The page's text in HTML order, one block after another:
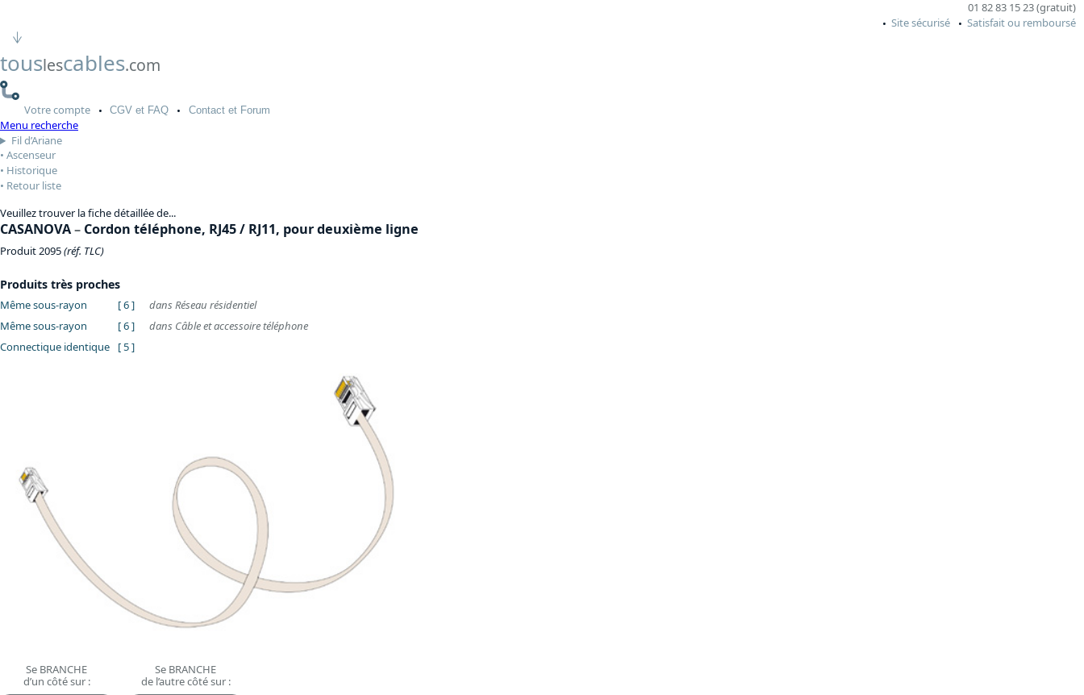
01 82 83 15 23 (gratuit)
Site sécurisé
Satisfait ou remboursé
touslescables.com
Votrecompte CGV et FAQ Contactet Forum
Menu recherche
Fil d’Ariane
Ascenseur
Historique
Retour liste
Veuillez trouver la fiche détaillée de...
CASANOVA– Cordon téléphone, RJ45 / RJ11, pour deuxième ligne
Produit 2095(réf. TLC)
Produits très proches
Même sous-rayon [ 6 ]
dans Réseau résidentiel
Même sous-rayon
[ 6 ]
dans Câble et accessoire téléphone
Connectique identique
[ 5 ]
Se BRANCHE
d’un côté sur :
Se BRANCHE
de l’autre côté sur :